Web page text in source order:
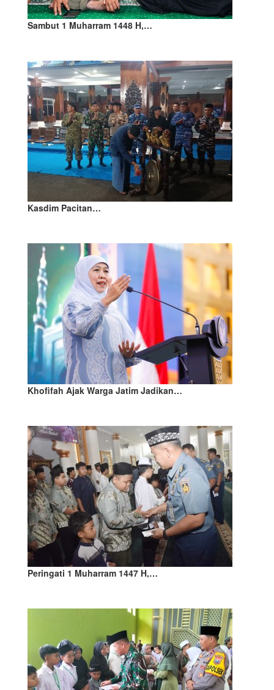
Sambut 1 Muharram 1448 H,…
Kasdim Pacitan…
Khofifah Ajak Warga Jatim Jadikan…
Peringati 1 Muharram 1447 H,…